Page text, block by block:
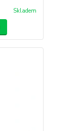
Skladem